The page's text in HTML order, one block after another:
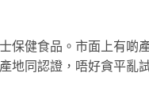
保健食品。市面上有啲
地同認證，唔好貪平亂